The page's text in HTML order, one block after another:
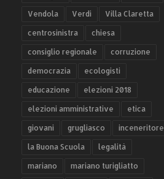
Vendola Verdi Villa Claretta
centrosinistra chiesa
consiglio regionale corruzione
democrazia ecologisti
educazione elezioni 2018
elezioni amministrative etica
giovani grugliasco inceneritore
la Buona Scuola legalità
mariano mariano turigliatto